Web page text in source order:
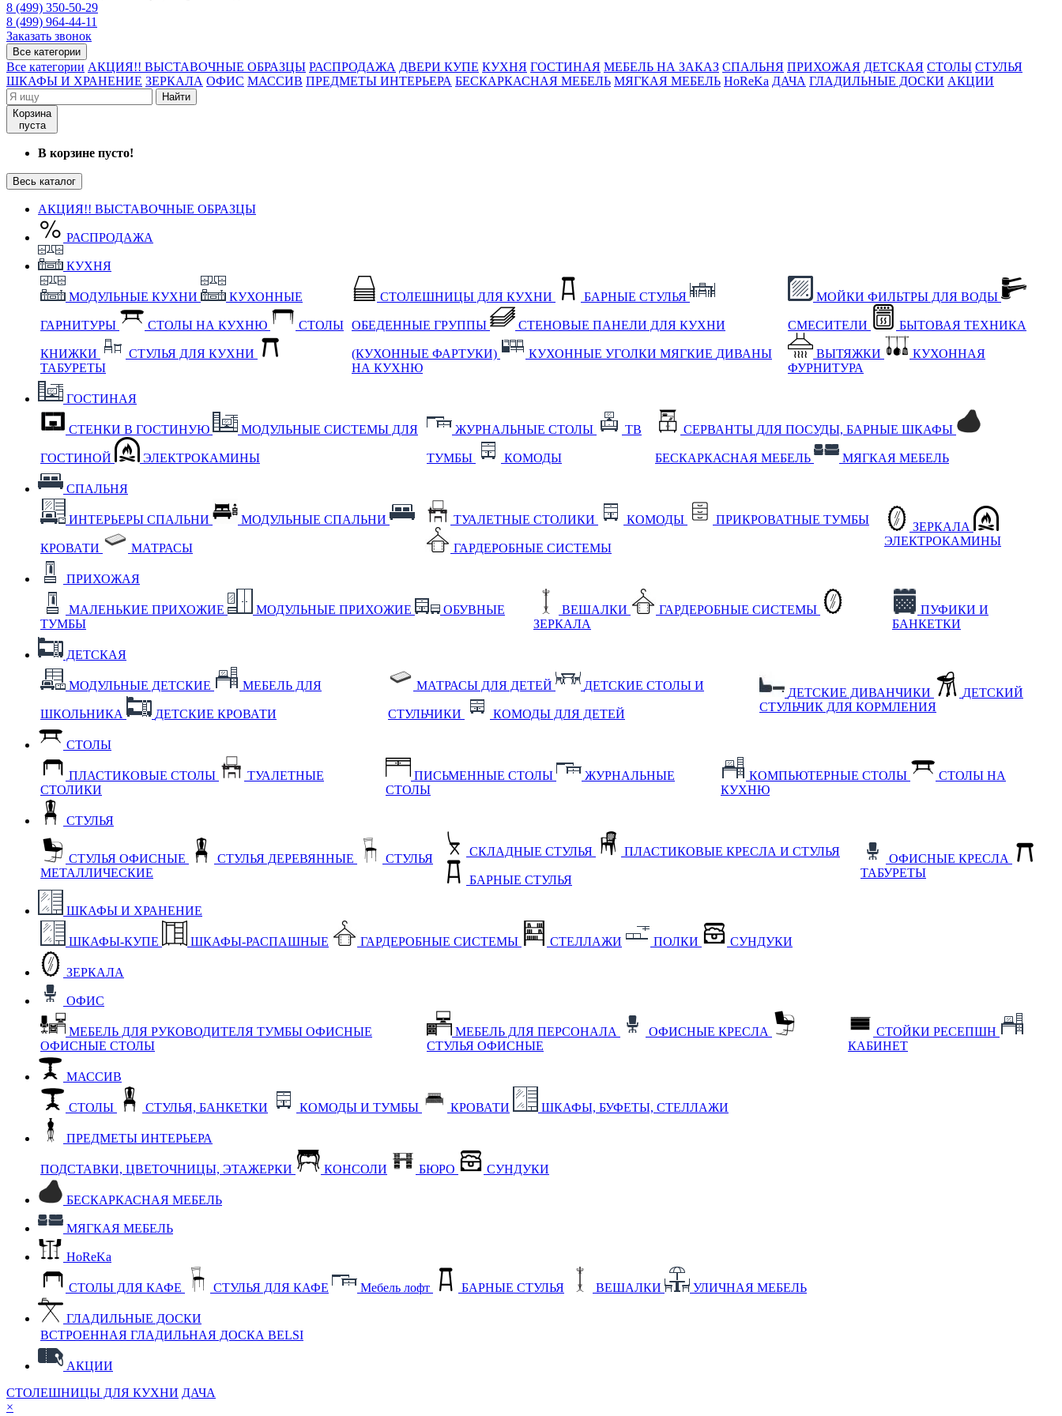
8 (499) 350-50-29
8 (499) 964-44-11
Заказать звонок
Все категории
Все категории АКЦИЯ!! ВЫСТАВОЧНЫЕ ОБРАЗЦЫ РАСПРОДАЖА ДВЕРИ КУПЕ КУХНЯ ГОСТИНАЯ МЕБЕЛЬ НА ЗАКАЗ СПАЛЬНЯ ПРИХОЖАЯ ДЕТСКАЯ СТОЛЫ СТУЛЬЯ
ШКАФЫ И ХРАНЕНИЕ ЗЕРКАЛА ОФИС МАССИВ ПРЕДМЕТЫ ИНТЕРЬЕРА БЕСКАРКАСНАЯ МЕБЕЛЬ МЯГКАЯ МЕБЕЛЬ HoReKa ДАЧА ГЛАДИЛЬНЫЕ ДОСКИ АКЦИИ
Найти
Корзина
пуста
В корзине пусто!
Весь каталог
АКЦИЯ!! ВЫСТАВОЧНЫЕ ОБРАЗЦЫ
РАСПРОДАЖА
КУХНЯ
МОДУЛЬНЫЕ КУХНИ КУХОННЫЕ
ГАРНИТУРЫ СТОЛЫ НА КУХНЮ СТОЛЫ
КНИЖКИ
СТУЛЬЯ ДЛЯ КУХНИ
ТАБУРЕТЫ
СТОЛЕШНИЦЫ ДЛЯ КУХНИ БАРНЫЕ СТУЛЬЯ
ОБЕДЕННЫЕ ГРУППЫ СТЕНОВЫЕ ПАНЕЛИ ДЛЯ КУХНИ
(КУХОННЫЕ ФАРТУКИ) КУХОННЫЕ УГОЛКИ МЯГКИЕ ДИВАНЫ
НА КУХНЮ
МОЙКИ ФИЛЬТРЫ ДЛЯ ВОДЫ
СМЕСИТЕЛИ БЫТОВАЯ ТЕХНИКА
ВЫТЯЖКИ
КУХОННАЯ
ФУРНИТУРА
ГОСТИНАЯ
СТЕНКИ В ГОСТИНУЮ МОДУЛЬНЫЕ СИСТЕМЫ ДЛЯ
ГОСТИНОЙ ЭЛЕКТРОКАМИНЫ
ЖУРНАЛЬНЫЕ СТОЛЫ ТВ
ТУМБЫ КОМОДЫ
СЕРВАНТЫ ДЛЯ ПОСУДЫ, БАРНЫЕ ШКАФЫ
БЕСКАРКАСНАЯ МЕБЕЛЬ МЯГКАЯ МЕБЕЛЬ
СПАЛЬНЯ
ИНТЕРЬЕРЫ СПАЛЬНИ МОДУЛЬНЫЕ СПАЛЬНИ
КРОВАТИ МАТРАСЫ
ТУАЛЕТНЫЕ СТОЛИКИ КОМОДЫ ПРИКРОВАТНЫЕ ТУМБЫ
ГАРДЕРОБНЫЕ СИСТЕМЫ
ЗЕРКАЛА
ЭЛЕКТРОКАМИНЫ
ПРИХОЖАЯ
МАЛЕНЬКИЕ ПРИХОЖИЕ МОДУЛЬНЫЕ ПРИХОЖИЕ
ОБУВНЫЕ
ТУМБЫ
ВЕШАЛКИ
ГАРДЕРОБНЫЕ СИСТЕМЫ
ЗЕРКАЛА
ПУФИКИ И
БАНКЕТКИ
ДЕТСКАЯ
МОДУЛЬНЫЕ ДЕТСКИЕ МЕБЕЛЬ ДЛЯ
ШКОЛЬНИКА ДЕТСКИЕ КРОВАТИ
МАТРАСЫ ДЛЯ ДЕТЕЙ ДЕТСКИЕ СТОЛЫ И
СТУЛЬЧИКИ КОМОДЫ ДЛЯ ДЕТЕЙ
ДЕТСКИЕ ДИВАНЧИКИ
ДЕТСКИЙ
СТУЛЬЧИК ДЛЯ КОРМЛЕНИЯ
СТОЛЫ
ПЛАСТИКОВЫЕ СТОЛЫ
ТУАЛЕТНЫЕ
СТОЛИКИ
ПИСЬМЕННЫЕ СТОЛЫ
ЖУРНАЛЬНЫЕ
СТОЛЫ
КОМПЬЮТЕРНЫЕ СТОЛЫ
СТОЛЫ НА
КУХНЮ
СТУЛЬЯ
СТУЛЬЯ ОФИСНЫЕ СТУЛЬЯ ДЕРЕВЯННЫЕ
СТУЛЬЯ
МЕТАЛЛИЧЕСКИЕ
СКЛАДНЫЕ СТУЛЬЯ ПЛАСТИКОВЫЕ КРЕСЛА И СТУЛЬЯ
БАРНЫЕ СТУЛЬЯ
ОФИСНЫЕ КРЕСЛА
ТАБУРЕТЫ
ШКАФЫ И ХРАНЕНИЕ
ШКАФЫ-КУПЕ ШКАФЫ-РАСПАШНЫЕ ГАРДЕРОБНЫЕ СИСТЕМЫ СТЕЛЛАЖИ ПОЛКИ СУНДУКИ
ЗЕРКАЛА
ОФИС
МЕБЕЛЬ ДЛЯ РУКОВОДИТЕЛЯ ТУМБЫ ОФИСНЫЕ
ОФИСНЫЕ СТОЛЫ
МЕБЕЛЬ ДЛЯ ПЕРСОНАЛА
ОФИСНЫЕ КРЕСЛА
СТУЛЬЯ ОФИСНЫЕ
СТОЙКИ РЕСЕПШН
КАБИНЕТ
МАССИВ
СТОЛЫ СТУЛЬЯ, БАНКЕТКИ КОМОДЫ И ТУМБЫ КРОВАТИ ШКАФЫ, БУФЕТЫ, СТЕЛЛАЖИ
ПРЕДМЕТЫ ИНТЕРЬЕРА
ПОДСТАВКИ, ЦВЕТОЧНИЦЫ, ЭТАЖЕРКИ КОНСОЛИ БЮРО СУНДУКИ
БЕСКАРКАСНАЯ МЕБЕЛЬ
МЯГКАЯ МЕБЕЛЬ
HoReKa
СТОЛЫ ДЛЯ КАФЕ СТУЛЬЯ ДЛЯ КАФЕ Мебель лофт БАРНЫЕ СТУЛЬЯ ВЕШАЛКИ УЛИЧНАЯ МЕБЕЛЬ
ГЛАДИЛЬНЫЕ ДОСКИ
ВСТРОЕННАЯ ГЛАДИЛЬНАЯ ДОСКА BELSI
АКЦИИ
СТОЛЕШНИЦЫ ДЛЯ КУХНИ ДАЧА
×